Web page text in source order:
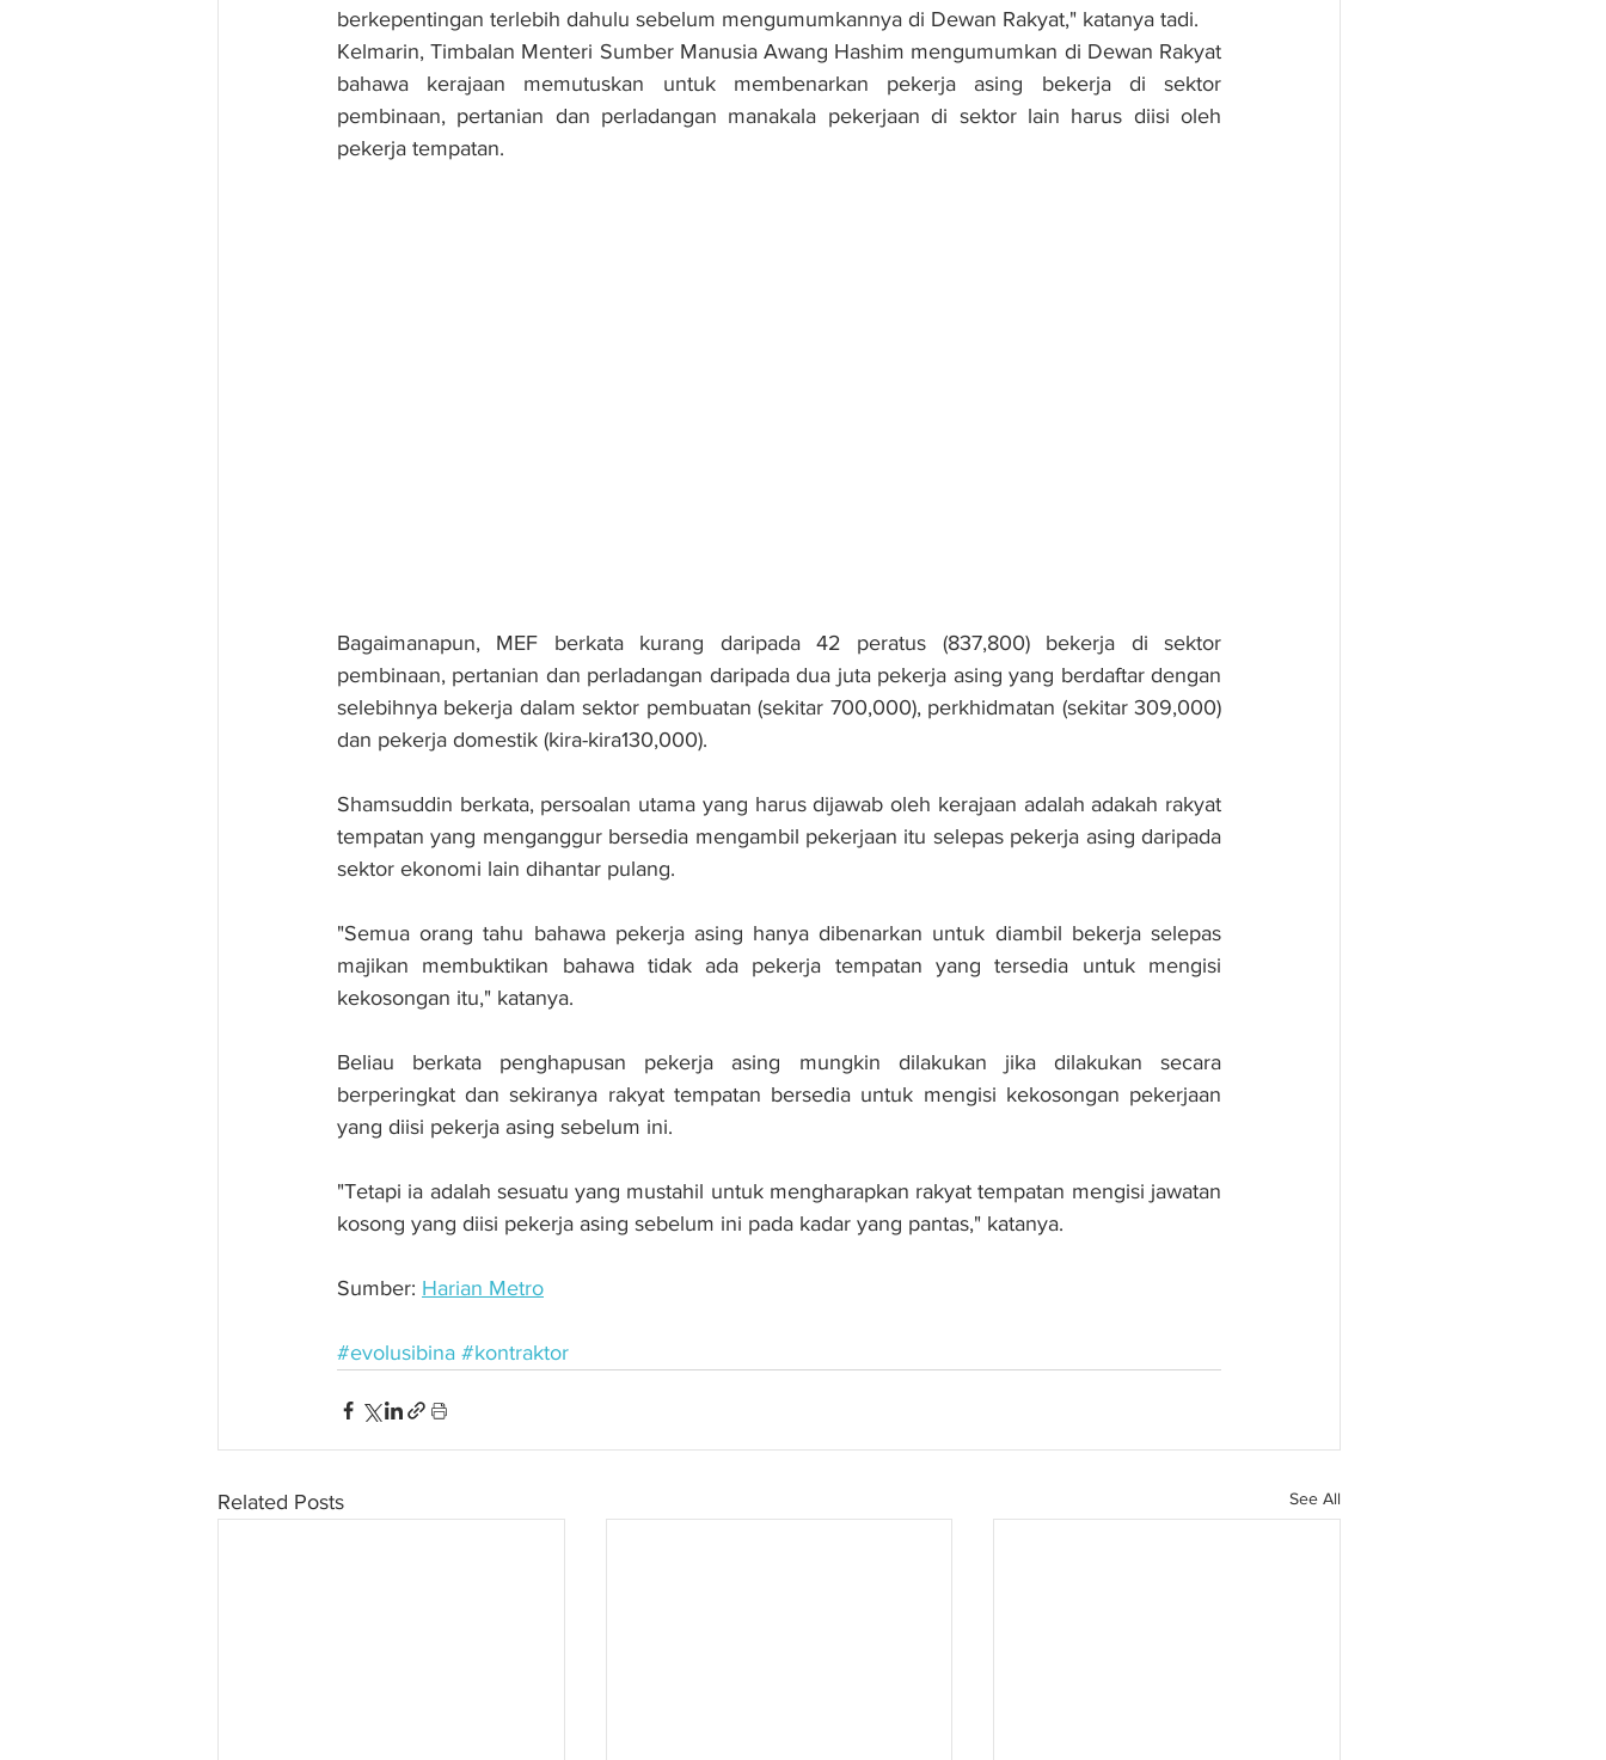
berkepentingan terlebih dahulu sebelum mengumumkannya di Dewan Rakyat," katanya tadi.
Kelmarin, Timbalan Menteri Sumber Manusia Awang Hashim mengumumkan di Dewan Rakyat
bahawa kerajaan memutuskan untuk membenarkan pekerja asing bekerja di sektor
pembinaan, pertanian dan perladangan manakala pekerjaan di sektor lain harus diisi oleh
pekerja tempatan.
Bagaimanapun, MEF berkata kurang daripada 42 peratus (837,800) bekerja di sektor
pembinaan, pertanian dan perladangan daripada dua juta pekerja asing yang berdaftar dengan
selebihnya bekerja dalam sektor pembuatan (sekitar 700,000), perkhidmatan (sekitar 309,000)
dan pekerja domestik (kira-kira130,000).
Shamsuddin berkata, persoalan utama yang harus dijawab oleh kerajaan adalah adakah rakyat
tempatan yang menganggur bersedia mengambil pekerjaan itu selepas pekerja asing daripada
sektor ekonomi lain dihantar pulang.
"Semua orang tahu bahawa pekerja asing hanya dibenarkan untuk diambil bekerja selepas
majikan membuktikan bahawa tidak ada pekerja tempatan yang tersedia untuk mengisi
kekosongan itu," katanya.
Beliau berkata penghapusan pekerja asing mungkin dilakukan jika dilakukan secara
berperingkat dan sekiranya rakyat tempatan bersedia untuk mengisi kekosongan pekerjaan
yang diisi pekerja asing sebelum ini.
"Tetapi ia adalah sesuatu yang mustahil untuk mengharapkan rakyat tempatan mengisi jawatan
kosong yang diisi pekerja asing sebelum ini pada kadar yang pantas," katanya.
Sumber: Harian Metro
#evolusibina #kontraktor
Related Posts See All